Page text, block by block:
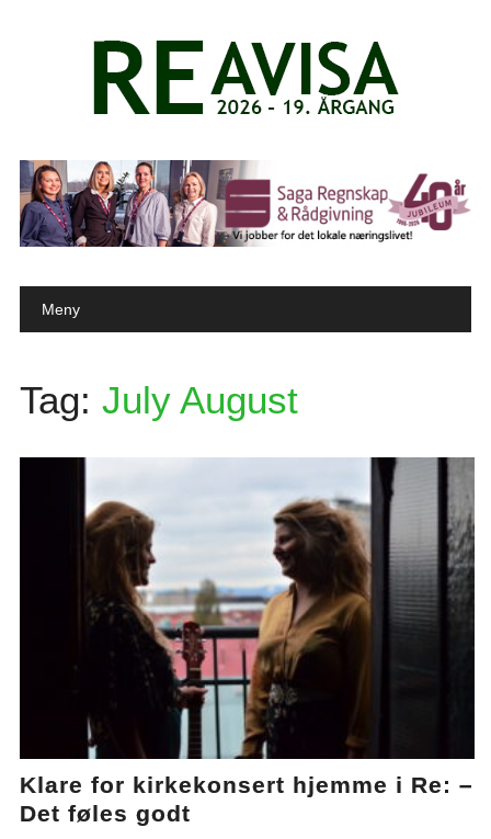
Main menu
Meny
Tag: July August
Klare for kirkekonsert hjemme i Re: –
Det føles godt